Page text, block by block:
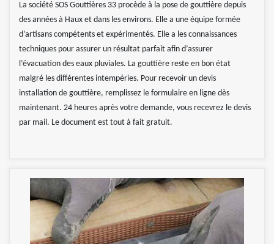
La société SOS Gouttières 33 procède à la pose de gouttière depuis
des années à Haux et dans les environs. Elle a une équipe formée
d’artisans compétents et expérimentés. Elle a les connaissances
techniques pour assurer un résultat parfait afin d’assurer
l’évacuation des eaux pluviales. La gouttière reste en bon état
malgré les différentes intempéries. Pour recevoir un devis
installation de gouttière, remplissez le formulaire en ligne dès
maintenant. 24 heures après votre demande, vous recevrez le devis
par mail. Le document est tout à fait gratuit.